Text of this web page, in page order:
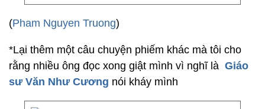
(Pham Nguyen Truong)
*Lại thêm một câu chuyện phiếm khác mà tôi cho
rằng nhiều ông đọc xong giật mình vì nghĩ là Giáo
sư Văn Như Cương nói kháy mình